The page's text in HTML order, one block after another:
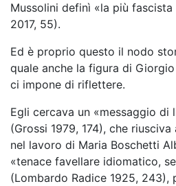
Mussolini definì «la più
2017, 55).
Ed è proprio questo il nodo
quale anche la figura di
ci impone di riflettere.
Egli cercava un «messaggio di
(Grossi 1979, 174), che
nel lavoro di Maria Boschetti
«tenace favellare idiomatico,
(Lombardo Radice 1925, 243),